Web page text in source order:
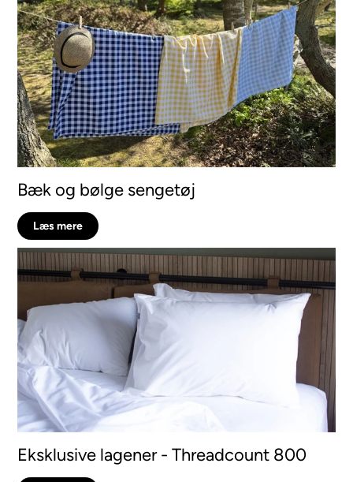
Bæk og bølge sengetøj
Læs mere
Eksklusive lagener - Threadcount 800